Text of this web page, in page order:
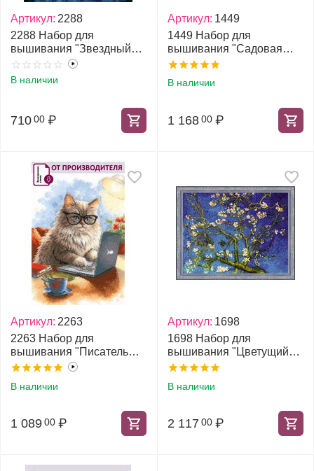
Артикул: 2288
2288 Набор для
вышивания "Звездный
котик"
В наличии
710 00 ₽
Артикул: 1449
1449 Набор для
вышивания "Садовая
клубника"
В наличии
1 168 00 ₽
Артикул: 2263
2263 Набор для
вышивания "Писатель
мяумуаров"
В наличии
1 089 00 ₽
Артикул: 1698
1698 Набор для
вышивания "Цветущий
миндаль по мотивам
В наличии
2 117 00 ₽